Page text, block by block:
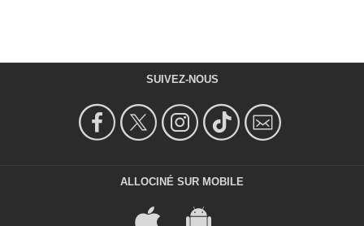
SUIVEZ-NOUS
ALLOCINÉ SUR MOBILE